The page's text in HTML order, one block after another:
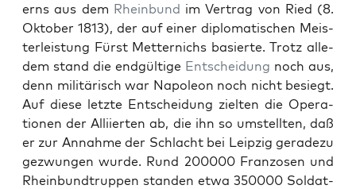
erns aus dem Rhein­bund im Ver­trag von Ried (8.
Okto­ber 1813), der auf ein­er diplo­ma­tis­chen Meis­
ter­leis­tung Fürst Met­ter­nichs basierte. Trotz alle­
dem stand die endgültige Entschei­dung noch aus,
denn mil­itärisch war Napoleon noch nicht besiegt.
Auf diese let­zte Entschei­dung ziel­ten die Oper­a­
tio­nen der Alli­ierten ab, die ihn so umstell­ten, daß
er zur Annahme der Schlacht bei Leipzig ger­adezu
gezwun­gen wurde. Rund 200000 Fran­zosen und
Rhein­bundtrup­pen standen etwa 350000 Sol­dat­